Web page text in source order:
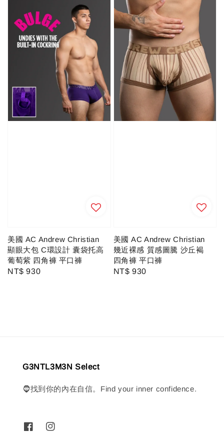
美國 AC Andrew Christian
顯眼大包 C環設計 囊袋托高
葡萄紫 四角褲 平口褲
Regular
NT$ 930
美國 AC Andrew Christian
幾近裸感 質感圖騰 沙丘褐
四角褲 平口褲
Regular
NT$ 930
G3NTL3M3N Select
🧔找到你的內在自信。Find your inner confidence.